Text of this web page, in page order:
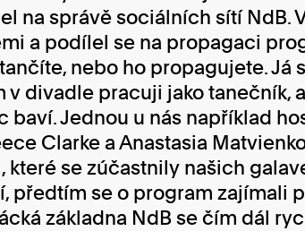
na správě sociálních sítí
a podílel se na propagaci
nebo ho propagujete. Já
v divadle pracuji jako tanečník,
baví. Jednou u nás například
Clarke a Anastasia
které se zúčastnily našich
předtím se o program zajímali
základna NdB se čím dál